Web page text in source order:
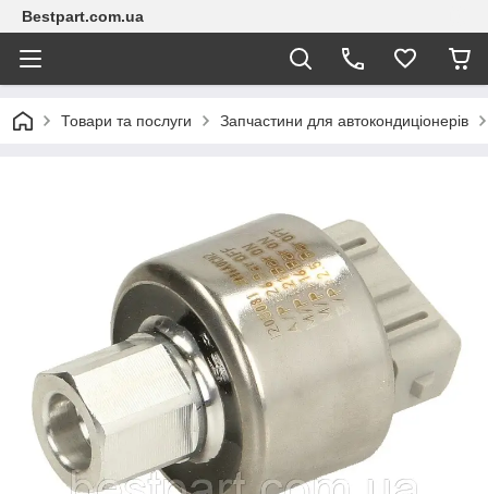
Bestpart.com.ua
Товари та послуги Запчастини для автокондиціонерів